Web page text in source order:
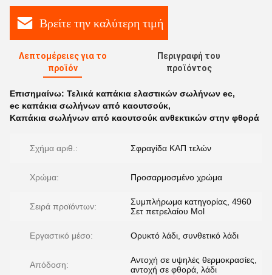
Βρείτε την καλύτερη τιμή
Λεπτομέρειες για το
προϊόν
Περιγραφή του
προϊόντος
Επισημαίνω: Τελικά καπάκια ελαστικών σωλήνων ec,
ec καπάκια σωλήνων από καουτσούκ,
Καπάκια σωλήνων από καουτσούκ ανθεκτικών στην φθορά
Σχήμα αριθ.: Σφραγίδα ΚΑΠ τελών
Χρώμα: Προσαρμοσμένο χρώμα
Σειρά προϊόντων:
Συμπλήρωμα κατηγορίας, 4960
Σετ πετρελαίου Mol
Εργαστικό μέσο: Ορυκτό λάδι, συνθετικό λάδι
Απόδοση:
Αντοχή σε υψηλές θερμοκρασίες,
αντοχή σε φθορά, λάδι